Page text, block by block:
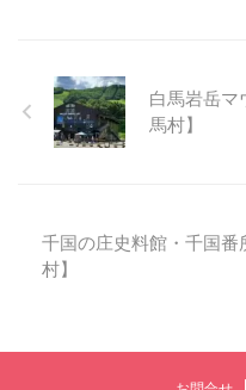
白馬岩岳マ
馬村】
千国の庄史料館・千国番
村】